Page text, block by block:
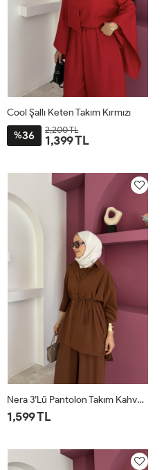
Cool Şallı Keten Takım Kırmızı
%36 2,200 TL
1,399 TL
Nera 3’lü Pantolon Takım Kahverengi
1,599 TL